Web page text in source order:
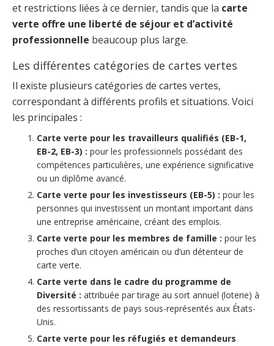
et restrictions liées à ce dernier, tandis que la carte
verte offre une liberté de séjour et d’activité
professionnelle beaucoup plus large.
Les différentes catégories de cartes vertes
Il existe plusieurs catégories de cartes vertes,
correspondant à différents profils et situations. Voici
les principales :
Carte verte pour les travailleurs qualifiés (EB-1,
EB-2, EB-3) : pour les professionnels possédant des
compétences particulières, une expérience significative
ou un diplôme avancé.
Carte verte pour les investisseurs (EB-5) : pour les
personnes qui investissent un montant important dans
une entreprise américaine, créant des emplois.
Carte verte pour les membres de famille : pour les
proches d’un citoyen américain ou d’un détenteur de
carte verte.
Carte verte dans le cadre du programme de
Diversité : attribuée par tirage au sort annuel (loterie) à
des ressortissants de pays sous-représentés aux États-
Unis.
Carte verte pour les réfugiés et demandeurs